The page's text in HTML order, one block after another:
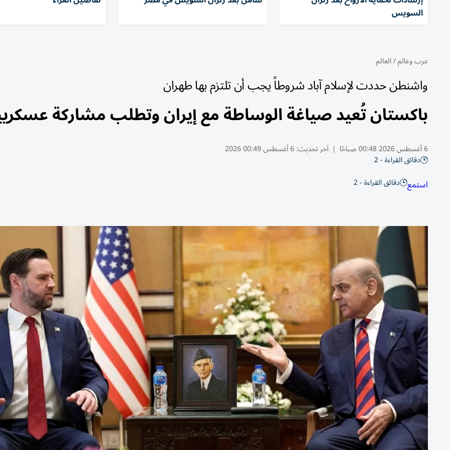
السويس
عرب وعالم/العالم
واشنطن حددت لإسلام آباد شروطاً يجب أن تلتزم بها طهران
باكستان تُعيد صياغة الوساطة مع إيران وتطلب مشاركة
6 أغسطس 2026 00:48 صباحًا | آخر تحديث:6 أغسطس 00:49 2026
دقائق القراءة - 2
استمع دقائق القراءة - 2